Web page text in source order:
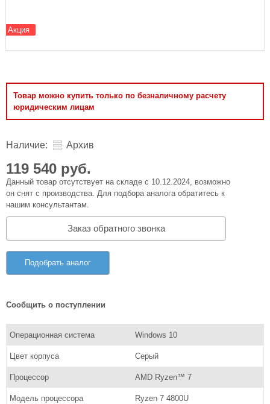
Акция
Товар можно купить только по безналичному расчету
юридическим лицам
Наличие: Архив
119 540 руб.
Данный товар отсутствует на складе с 10.12.2024, возможно
он снят с производства. Для подбора аналога обратитесь к
нашим консультантам.
Заказ обратного звонка
Подобрать аналог
Сообщить о поступлении
Операционная система Windows 10
Цвет корпуса Серый
Процессор AMD Ryzen™ 7
Модель процессора Ryzen 7 4800U